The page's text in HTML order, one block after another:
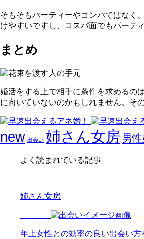
そもそもパーティーやコンパではなく、
けやすいですし、
コスパ面でもパーテ
まとめ
婚活をする上で相手に条件を求めるの
に向いていないのかもしれません。そ
new 出会い 姉さん女房 男
よく読まれている記事
姉さん女房
年上女性との効率の良い出会い